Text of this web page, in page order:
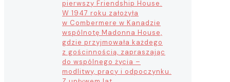
pierwszy Friendship House.
W 1947 roku założyła
w Combermere w Kanadzie
wspólnotę Madonna House,
gdzie przyjmowała każdego
z gościnnością, zapraszając
do wspólnego życia –
modlitwy, pracy i odpoczynku.